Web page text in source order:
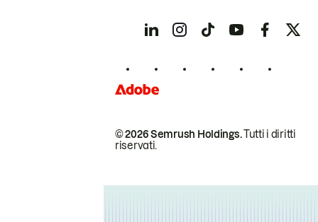
© 2026 Semrush Holdings.Tutti i diritti
riservati.